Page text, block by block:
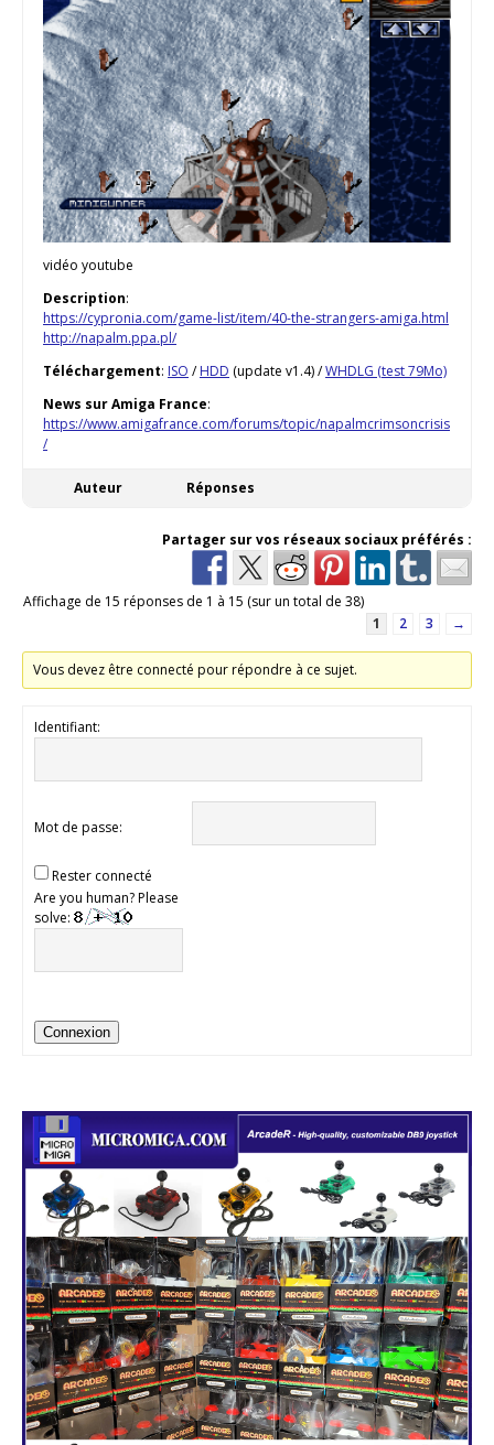
vidéo youtube
Description:
https://cypronia.com/game-list/item/40-the-strangers-amiga.html
http://napalm.ppa.pl/
Téléchargement: ISO /HDD (update v1.4) /WHDLG (test 79Mo)
News sur Amiga France:
https://www.amigafrance.com/forums/topic/napalmcrimsoncrisis
/
Auteur Réponses
Partager sur vos réseaux sociaux préférés :
Affichage de 15 réponses de 1 à 15 (sur un total de 38)
1
2 3 →
Vous devez être connecté pour répondre à ce sujet.
Identifiant:
Mot de passe:
Rester connecté
Are you human? Please
solve:
Connexion